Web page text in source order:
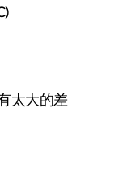
太大的差